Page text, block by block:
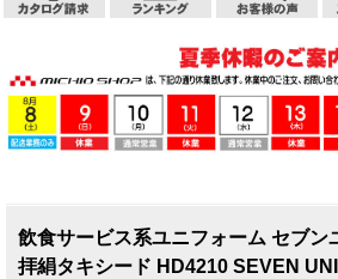
飲食サービス系ユニフォーム セブン
拝絹タキシード HD4210 SEVEN